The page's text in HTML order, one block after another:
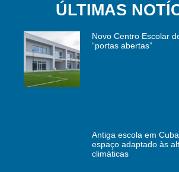
ÚLTIMAS
Novo Centro Escolar
“portas abertas”
Antiga escola em
espaço adaptado às
climáticas